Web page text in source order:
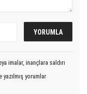
imalar, inançlara saldırı
yorumlar